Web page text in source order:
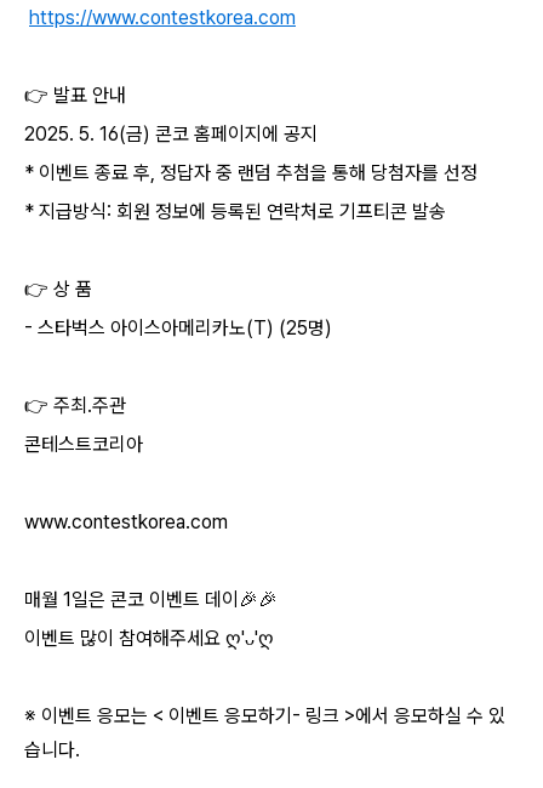
https://www.contestkorea.com
👉 발표 안내
2025. 5. 16(금) 콘코 홈페이지에 공지
* 이벤트 종료 후, 정답자 중 랜덤 추첨을 통해 당첨자를 선정
* 지급방식: 회원 정보에 등록된 연락처로 기프티콘 발송
👉 상 품
- 스타벅스 아이스아메리카노(T) (25명)
👉 주최 .주관
콘테스트코리아
www.contestkorea.com
매월 1일은 콘코 이벤트 데이 🎉🎉
이벤트 많이 참여해주세요 ღ'ᴗ'ღ
※ 이벤트 응모는 < 이벤트 응모하기- 링크 >에서 응모하실 수 있
습니다.